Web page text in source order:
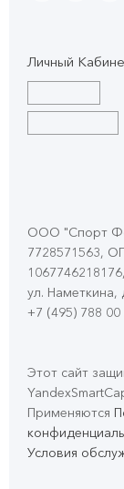
Личный
ООО "Спорт
7728571563,
ул. Наметкина,
+7 (495) 788 00
Этот сайт
Применяются
Условия